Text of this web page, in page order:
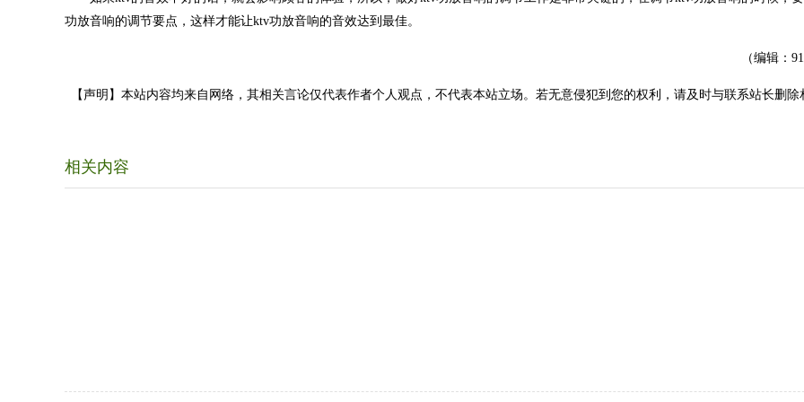
功放音响的调节要点，这样才能让ktv功放音响的音效达到最佳。
（编辑：
【声明】本站内容均来自网络，其相关言论仅代表作者个人观点，不代表本站立场。若无意侵犯到您的权利，请及时与联系站长删除
相关内容